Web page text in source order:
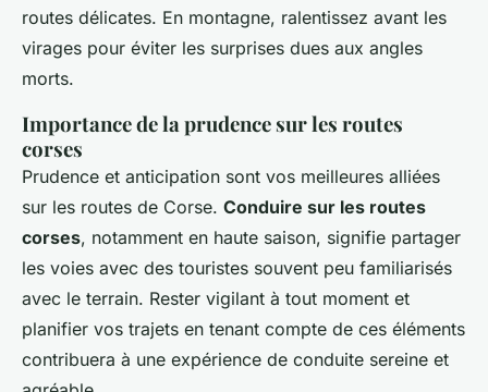
routes délicates. En montagne, ralentissez avant les
virages pour éviter les surprises dues aux angles
morts.
Importance de la prudence sur les routes
corses
Prudence et anticipation sont vos meilleures alliées
sur les routes de Corse. Conduire sur les routes
corses, notamment en haute saison, signifie partager
les voies avec des touristes souvent peu familiarisés
avec le terrain. Rester vigilant à tout moment et
planifier vos trajets en tenant compte de ces éléments
contribuera à une expérience de conduite sereine et